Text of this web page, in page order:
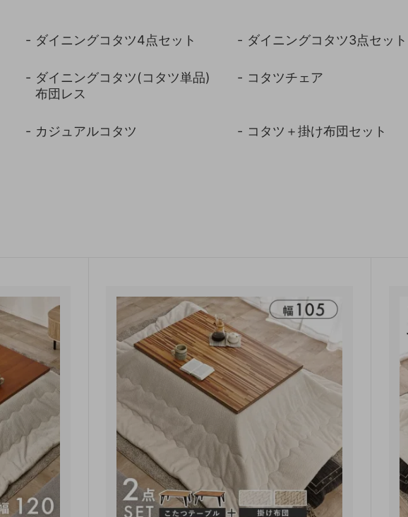
ダイニングコタツ4点セット ダイニングコタツ3点セット
ダイニングコタツ(コタツ単品)
布団レス
コタツチェア
カジュアルコタツ コタツ＋掛け布団セット